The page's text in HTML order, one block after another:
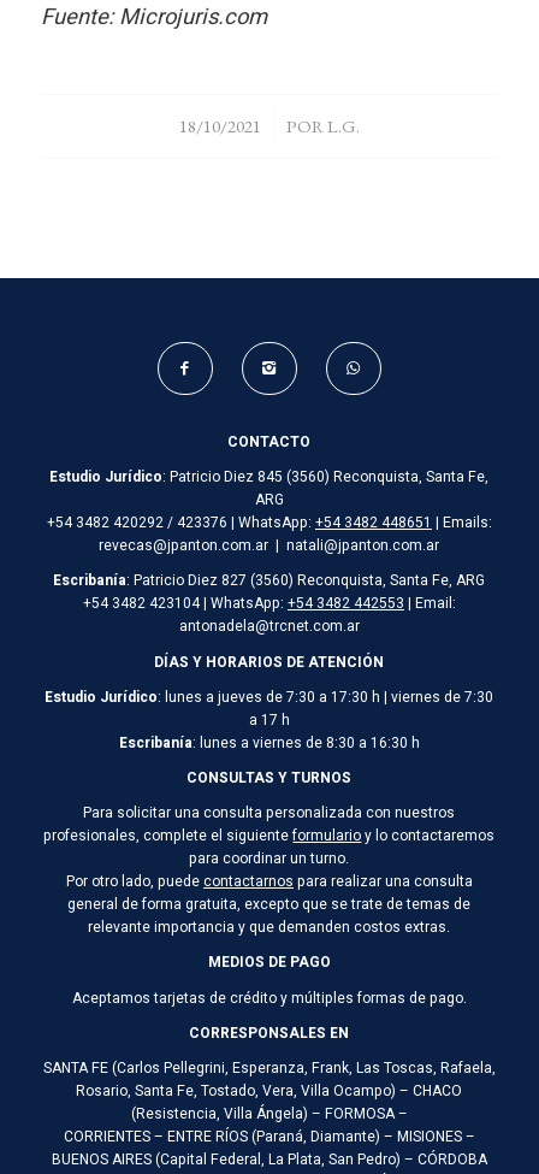
Fuente: Microjuris.com
18/10/2021
/ PORL.G.
CONTACTO
Estudio Jurídico: Patricio Diez 845 (3560) Reconquista, Santa Fe,
ARG
+54 3482 420292 / 423376 | WhatsApp: +54 3482 448651 | Emails:
revecas@jpanton.com.ar | natali@jpanton.com.ar
Escribanía: Patricio Diez 827 (3560) Reconquista, Santa Fe, ARG
+54 3482 423104 | WhatsApp: +54 3482 442553 | Email:
antonadela@trcnet.com.ar
DÍAS Y HORARIOS DE ATENCIÓN
Estudio Jurídico: lunes a jueves de 7:30 a 17:30 h | viernes de 7:30
a 17 h
Escribanía: lunes a viernes de 8:30 a 16:30 h
CONSULTAS Y TURNOS
Para solicitar una consulta personalizada con nuestros
profesionales, complete el siguienteformularioy lo contactaremos
para coordinar un turno.
Por otro lado, puedecontactarnos para realizar una consulta
general de forma gratuita, excepto que se trate de temas de
relevante importancia y que demanden costos extras.
MEDIOS DE PAGO
Aceptamos tarjetas de crédito y múltiples formas de pago.
CORRESPONSALES EN
SANTA FE (Carlos Pellegrini, Esperanza, Frank, Las Toscas, Rafaela,
Rosario, Santa Fe, Tostado, Vera, Villa Ocampo) – CHACO
(Resistencia, Villa Ángela) – FORMOSA –
CORRIENTES – ENTRE RÍOS (Paraná, Diamante) – MISIONES –
BUENOS AIRES (Capital Federal, La Plata, San Pedro) – CÓRDOBA